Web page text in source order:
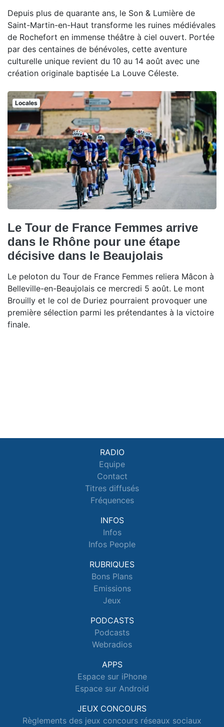
Depuis plus de quarante ans, le Son & Lumière de
Saint-Martin-en-Haut transforme les ruines médiévales
de Rochefort en immense théâtre à ciel ouvert. Portée
par des centaines de bénévoles, cette aventure
culturelle unique revient du 10 au 14 août avec une
création originale baptisée La Louve Céleste.
Locales
Le Tour de France Femmes arrive
dans le Rhône pour une étape
décisive dans le Beaujolais
Le peloton du Tour de France Femmes reliera Mâcon à
Belleville-en-Beaujolais ce mercredi 5 août. Le mont
Brouilly et le col de Duriez pourraient provoquer une
première sélection parmi les prétendantes à la victoire
finale.
RADIO
Equipe
Contact
Titres diffusés
Fréquences
INFOS
Infos
Infos People
RUBRIQUES
Bons Plans
Emissions
Jeux
PODCASTS
Podcasts
Webradios
APPS
Espace sur iPhone
Espace sur Android
JEUX CONCOURS
Règlements des jeux concours réseaux sociaux